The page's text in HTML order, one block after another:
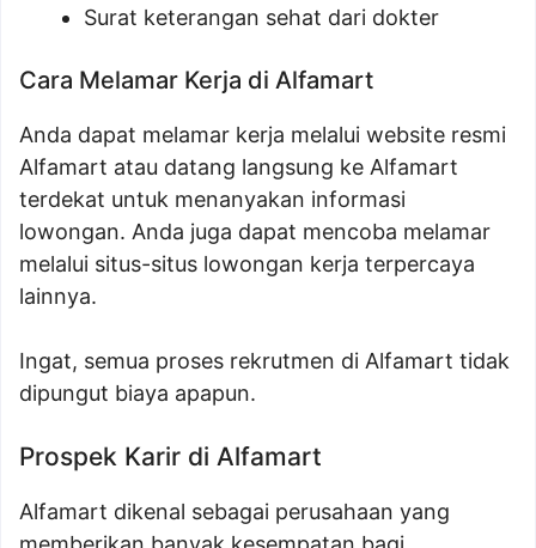
Surat keterangan sehat dari dokter
Cara Melamar Kerja di Alfamart
Anda dapat melamar kerja melalui website resmi
Alfamart atau datang langsung ke Alfamart
terdekat untuk menanyakan informasi
lowongan. Anda juga dapat mencoba melamar
melalui situs-situs lowongan kerja terpercaya
lainnya.
Ingat, semua proses rekrutmen di Alfamart tidak
dipungut biaya apapun.
Prospek Karir di Alfamart
Alfamart dikenal sebagai perusahaan yang